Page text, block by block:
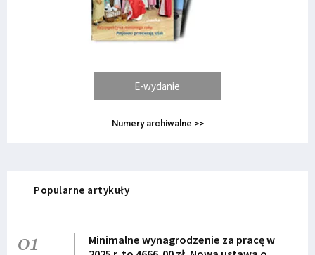
E-wydanie
Numery archiwalne >>
Popularne artykuły
01
Minimalne wynagrodzenie za pracę w